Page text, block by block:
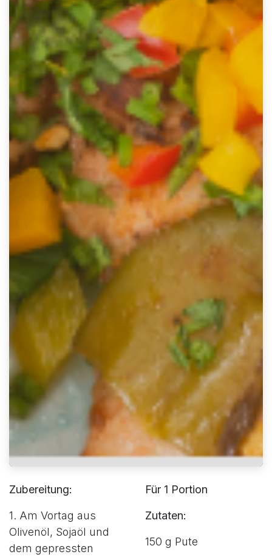
Zubereitung:
1. Am Vortag aus
Olivenöl, Sojaöl und
dem gepressten
Für 1 Portion
Zutaten:
150 g Pute